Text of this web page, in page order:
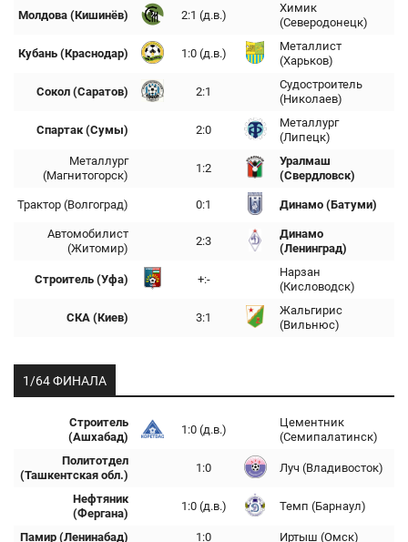
Молдова (Кишинёв) 2:1 (д.в.)
Химик
(Северодонецк)
Кубань (Краснодар) 1:0 (д.в.)
Металлист
(Харьков)
Сокол (Саратов) 2:1
Судостроитель
(Николаев)
Спартак (Сумы) 2:0
Металлург
(Липецк)
Металлург
(Магнитогорск)
1:2
Уралмаш
(Свердловск)
Трактор (Волгоград) 0:1 Динамо (Батуми)
Автомобилист
(Житомир)
2:3
Динамо
(Ленинград)
Строитель (Уфа) +:-
Нарзан
(Кисловодск)
СКА (Киев) 3:1
Жальгирис
(Вильнюс)
1/64 ФИНАЛА
Строитель
(Ашхабад)
1:0 (д.в.)
Цементник
(Семипалатинск)
Политотдел
(Ташкентская обл.)
1:0 Луч (Владивосток)
Нефтяник
(Фергана)
1:0 (д.в.) Темп (Барнаул)
Памир (Ленинабад) 1:0 Иртыш (Омск)